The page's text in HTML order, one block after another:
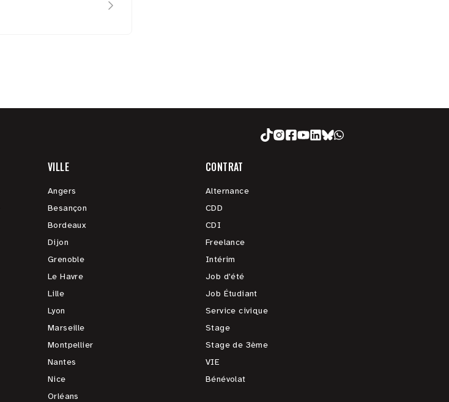
VILLE
Angers
Besançon
Bordeaux
Dijon
Grenoble
Le Havre
Lille
Lyon
Marseille
Montpellier
Nantes
Nice
Orléans
CONTRAT
Alternance
CDD
CDI
Freelance
Intérim
Job d'été
Job Étudiant
Service civique
Stage
Stage de 3ème
VIE
Bénévolat